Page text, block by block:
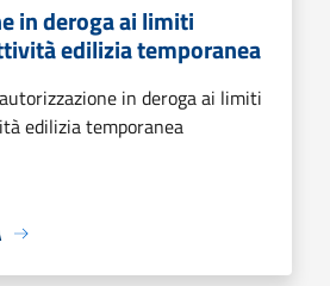
in deroga ai limiti
edilizia temporanea
in deroga ai limiti
edilizia temporanea